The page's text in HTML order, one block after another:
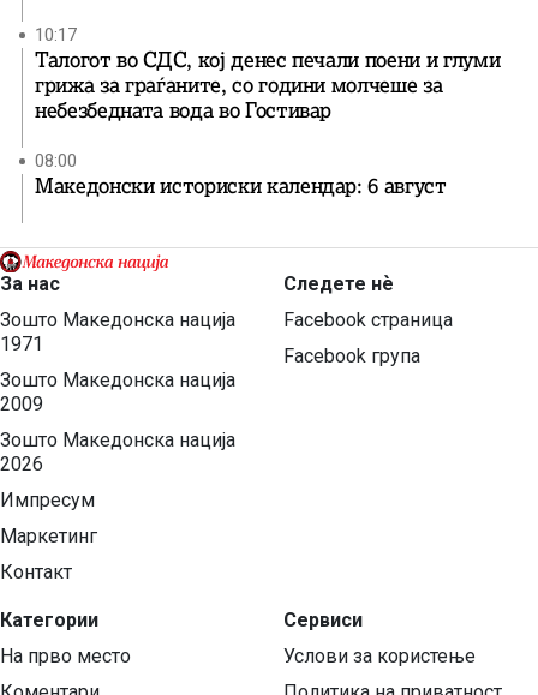
10:17
Талогот во СДС, кој денес печали поени и глуми
грижа за граѓаните, со години молчеше за
небезбедната вода во Гостивар
08:00
Македонски историски календар: 6 август
За нас
Зошто Македонска нација
1971
Зошто Македонска нација
2009
Зошто Македонска нација
2026
Импресум
Маркетинг
Контакт
Категории
На прво место
Следете нѐ
Facebook страница
Facebook група
Сервиси
Услови за користење